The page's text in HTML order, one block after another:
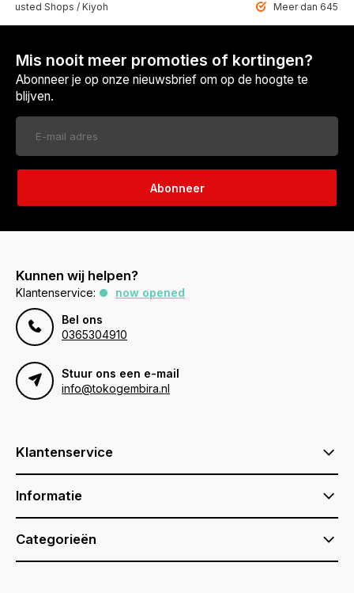
Shops / Kiyoh Meer dan 6459
Mis nooit meer promoties of kortingen?
Abonneer je op onze nieuwsbrief om op de hoogte te
blijven.
Abonneer
Kunnen wij helpen?
Klantenservice:
now opened
Bel ons
0365304910
Stuur ons een e-mail
info@tokogembira.nl
Klantenservice
Informatie
Categorieën